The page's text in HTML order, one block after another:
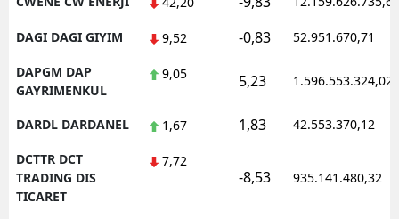
DAGI DAGI GIYIM 9,52 -0,83 52.951.670,71
DAPGM DAP
GAYRIMENKUL
9,05 5,23 1.596.553.324,02
DARDL DARDANEL 1,67 1,83 42.553.370,12
DCTTR DCT
TRADING DIS
TICARET
7,72
-8,53 935.141.480,32